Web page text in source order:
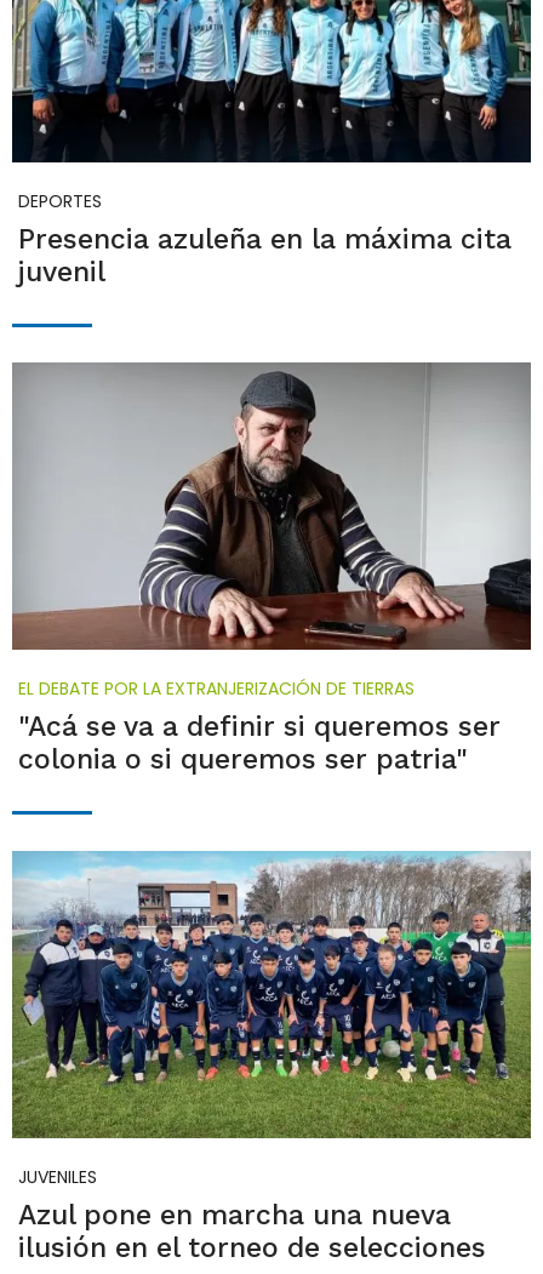
DEPORTES
Presencia azuleña en la máxima cita
juvenil
EL DEBATE POR LA EXTRANJERIZACIÓN DE TIERRAS
"Acá se va a definir si queremos ser
colonia o si queremos ser patria"
JUVENILES
Azul pone en marcha una nueva
ilusión en el torneo de selecciones